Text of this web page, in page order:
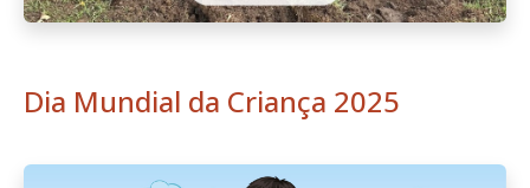
Dia Mundial da Criança 2025